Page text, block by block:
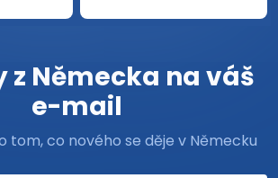
z Německa na váš
e-mail
tom, co nového se děje v Německu